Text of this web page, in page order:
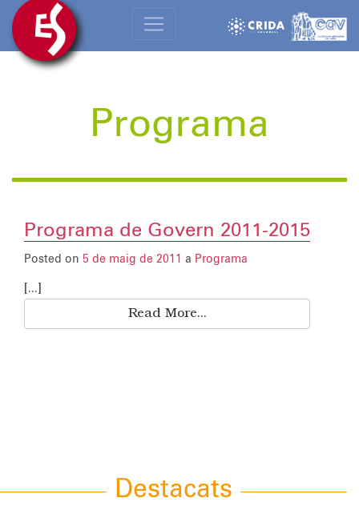
Programa
Programa de Govern 2011-2015
Posted on 5 de maig de 2011 a Programa
[...]
Read More...
Destacats